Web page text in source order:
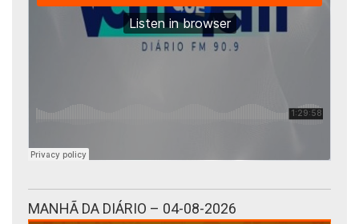
MANHÃ DA DIÁRIO – 04-08-2026